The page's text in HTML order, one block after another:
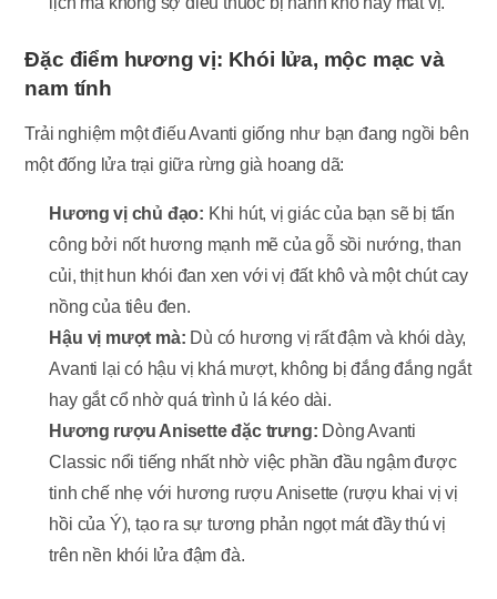
Đặc điểm hương vị: Khói lửa, mộc mạc và
nam tính
Trải nghiệm một điếu Avanti giống như bạn đang ngồi bên
một đống lửa trại giữa rừng già hoang dã:
Hương vị chủ đạo: Khi hút, vị giác của bạn sẽ bị tấn
công bởi nốt hương mạnh mẽ của gỗ sồi nướng, than
củi, thịt hun khói đan xen với vị đất khô và một chút cay
nồng của tiêu đen.
Hậu vị mượt mà: Dù có hương vị rất đậm và khói dày,
Avanti lại có hậu vị khá mượt, không bị đắng đắng ngắt
hay gắt cổ nhờ quá trình ủ lá kéo dài.
Hương rượu Anisette đặc trưng: Dòng Avanti
Classic nổi tiếng nhất nhờ việc phần đầu ngậm được
tinh chế nhẹ với hương rượu Anisette (rượu khai vị vị
hồi của Ý), tạo ra sự tương phản ngọt mát đầy thú vị
trên nền khói lửa đậm đà.